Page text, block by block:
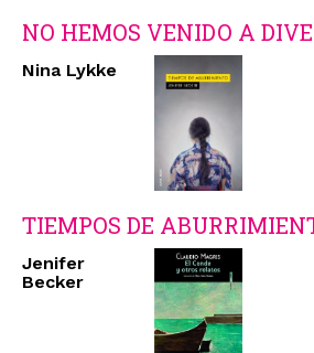
NO HEMOS VENIDO A
Nina Lykke
TIEMPOS DE
Jenifer
Becker